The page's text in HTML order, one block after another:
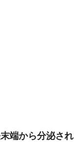
端から分泌さ